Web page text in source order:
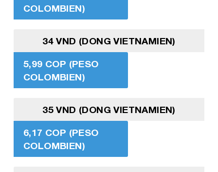
COLOMBIEN)
34 VND (DONG VIETNAMIEN)
5,99 COP (PESO
COLOMBIEN)
35 VND (DONG VIETNAMIEN)
6,17 COP (PESO
COLOMBIEN)